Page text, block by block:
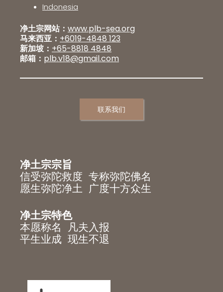
Indonesia
净土宗网站： www.plb-sea.org
马来西亚： +6019-4848 123
新加坡： +65-8818 4848
邮箱： plb.v18@gmail.com
联系我们
净土宗宗旨
信受弥陀救度 专称弥陀佛名
愿生弥陀净土 广度十方众生
净土宗特色
本愿称名 凡夫入报
平生业成 现生不退